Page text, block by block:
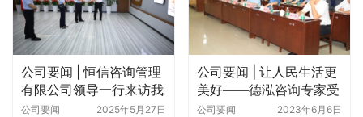
公司要闻 | 恒信咨询管理
有限公司领导一行来访我
司考察交流
公司要闻 2025年5月27日
公司要闻 | 让人民生活更
美好——德泓咨询专家受
邀赴郑州市城乡建设局开
公司要闻 2023年6月6日